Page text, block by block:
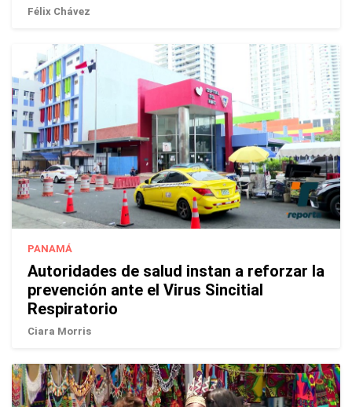
Félix Chávez
PANAMÁ
Autoridades de salud instan a reforzar la
prevención ante el Virus Sincitial
Respiratorio
Ciara Morris